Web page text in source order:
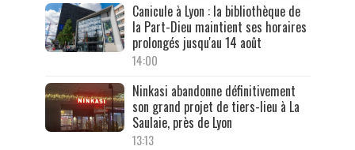
Canicule à Lyon : la bibliothèque de
la Part-Dieu maintient ses horaires
prolongés jusqu'au 14 août
14:00
Ninkasi abandonne définitivement
son grand projet de tiers-lieu à La
Saulaie, près de Lyon
13:13